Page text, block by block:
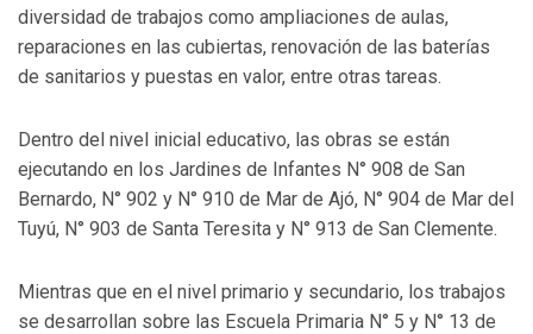
diversidad de trabajos como ampliaciones de aulas,
reparaciones en las cubiertas, renovación de las baterías
de sanitarios y puestas en valor, entre otras tareas.
Dentro del nivel inicial educativo, las obras se están
ejecutando en los Jardines de Infantes N° 908 de San
Bernardo, N° 902 y N° 910 de Mar de Ajó, N° 904 de Mar del
Tuyú, N° 903 de Santa Teresita y N° 913 de San Clemente.
Mientras que en el nivel primario y secundario, los trabajos
se desarrollan sobre las Escuela Primaria N° 5 y N° 13 de